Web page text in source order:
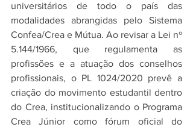
universitários de todo o país das
modalidades abrangidas pelo Sistema
Confea/Crea e Mútua. Ao revisar a Lei nº
5.144/1966, que regulamenta as
profissões e a atuação dos conselhos
profissionais, o PL 1024/2020 prevê a
criação do movimento estudantil dentro
do Crea, institucionalizando o Programa
Crea Júnior como fórum oficial do